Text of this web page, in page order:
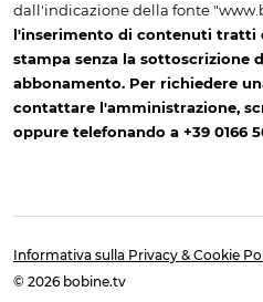
dall'indicazione della fonte
l'inserimento di contenuti tratti
stampa senza la sottoscrizione
abbonamento. Per richiedere
contattare l'amministrazione,
oppure telefonando a +39 0166
Informativa sulla Privacy & Cookie
© 2026 bobine.tv